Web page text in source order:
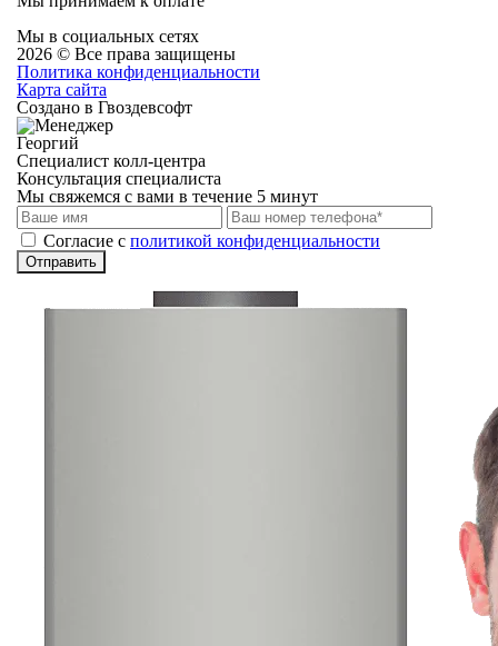
Мы в социальных сетях
2026 © Все права защищены
Политика конфиденциальности
Карта сайта
Создано в Гвоздевсофт
Георгий
Специалист колл-центра
Консультация специалиста
Мы свяжемся с вами в течение 5 минут
Cогласие с политикой конфиденциальности
Отправить